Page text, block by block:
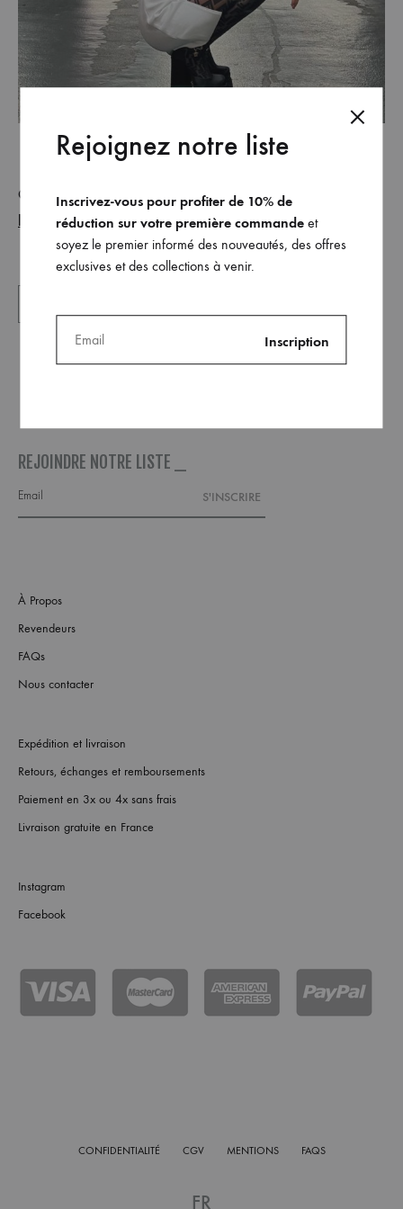
@blabbermooth porte le crop top Lola (version
blanche)etla jupe Tania
REJOINDRE NOTRE LISTE _
À Propos
Revendeurs
FAQs
Nous contacter
Expédition et livraison
Retours, échanges et remboursements
Paiement en 3x ou 4x sans frais
Livraison gratuite en France
Instagram
Facebook
CONFIDENTIALITÉ CGV MENTIONS FAQS
FR
Rejoignez notre liste
Inscrivez-vous pour profiter de 10% de
réduction sur votre première commande et
soyez le premier informé des nouveautés, des offres
exclusives et des collections à venir.